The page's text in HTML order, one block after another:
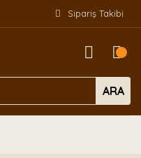
Sipariş Takibi
ARA